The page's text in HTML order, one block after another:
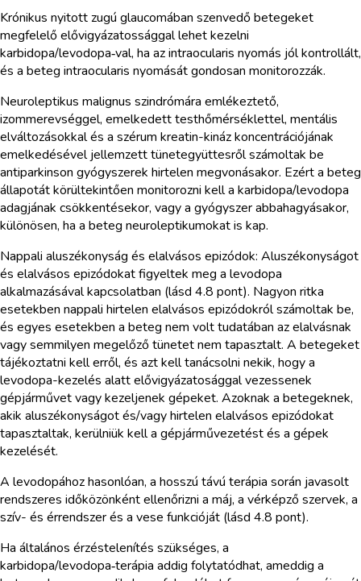
Krónikus nyitott zugú glaucomában szenvedő betegeket
megfelelő elővigyázatossággal lehet kezelni
karbidopa/levodopa‑val, ha az intraocularis nyomás jól kontrollált,
és a beteg intraocularis nyomását gondosan monitorozzák.
Neuroleptikus malignus szindrómára emlékeztető,
izommerevséggel, emelkedett testhőmérséklettel, mentális
elváltozásokkal és a szérum kreatin-kináz koncentrációjának
emelkedésével jellemzett tünetegyüttesről számoltak be
antiparkinson gyógyszerek hirtelen megvonásakor. Ezért a beteg
állapotát körültekintően monitorozni kell a karbidopa/levodopa
adagjának csökkentésekor, vagy a gyógyszer abbahagyásakor,
különösen, ha a beteg neuroleptikumokat is kap.
Nappali aluszékonyság és elalvásos epizódok: Aluszékonyságot
és elalvásos epizódokat figyeltek meg a levodopa
alkalmazásával kapcsolatban (lásd 4.8 pont). Nagyon ritka
esetekben nappali hirtelen elalvásos epizódokról számoltak be,
és egyes esetekben a beteg nem volt tudatában az elalvásnak
vagy semmilyen megelőző tünetet nem tapasztalt. A betegeket
tájékoztatni kell erről, és azt kell tanácsolni nekik, hogy a
levodopa-kezelés alatt elővigyázatosággal vezessenek
gépjárművet vagy kezeljenek gépeket. Azoknak a betegeknek,
akik aluszékonyságot és/vagy hirtelen elalvásos epizódokat
tapasztaltak, kerülniük kell a gépjárművezetést és a gépek
kezelését.
A levodopához hasonlóan, a hosszú távú terápia során javasolt
rendszeres időközönként ellenőrizni a máj, a vérképző szervek, a
szív- és érrendszer és a vese funkcióját (lásd 4.8 pont).
Ha általános érzéstelenítés szükséges, a
karbidopa/levodopa‑terápia addig folytatódhat, ameddig a